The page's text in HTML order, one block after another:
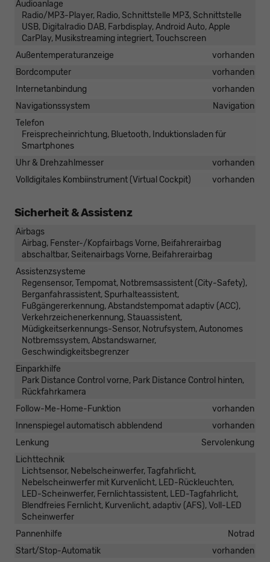
Audioanlage
Radio/MP3-Player, Radio, Schnittstelle MP3, Schnittstelle
USB, Digitalradio DAB, Farbdisplay, Android Auto, Apple
CarPlay, Musikstreaming integriert, Touchscreen
Außentemperaturanzeige
vorhanden
Bordcomputer
vorhanden
Internetanbindung
vorhanden
Navigationssystem
Navigation
Telefon
Freisprecheinrichtung, Bluetooth, Induktionsladen für
Smartphones
Uhr & Drehzahlmesser
vorhanden
Volldigitales Kombiinstrument (Virtual Cockpit)
vorhanden
Sicherheit & Assistenz
Airbags
Airbag, Fenster-/Kopfairbags Vorne, Beifahrerairbag
abschaltbar, Seitenairbags Vorne, Beifahrerairbag
Assistenzsysteme
Regensensor, Tempomat, Notbremsassistent (City-Safety),
Berganfahrassistent, Spurhalteassistent,
Fußgängererkennung, Abstandstempomat adaptiv (ACC),
Verkehrzeichenerkennung, Stauassistent,
Müdigkeitserkennungs-Sensor, Notrufsystem, Autonomes
Notbremssystem, Abstandswarner,
Geschwindigkeitsbegrenzer
Einparkhilfe
Park Distance Control vorne, Park Distance Control hinten,
Rückfahrkamera
Follow-Me-Home-Funktion
vorhanden
Innenspiegel automatisch abblendend
vorhanden
Lenkung
Servolenkung
Lichttechnik
Lichtsensor, Nebelscheinwerfer, Tagfahrlicht,
Nebelscheinwerfer mit Kurvenlicht, LED-Rückleuchten,
LED-Scheinwerfer, Fernlichtassistent, LED-Tagfahrlicht,
Blendfreies Fernlicht, Kurvenlicht, adaptiv (AFS), Voll-LED
Scheinwerfer
Pannenhilfe
Notrad
Start/Stop-Automatik
vorhanden